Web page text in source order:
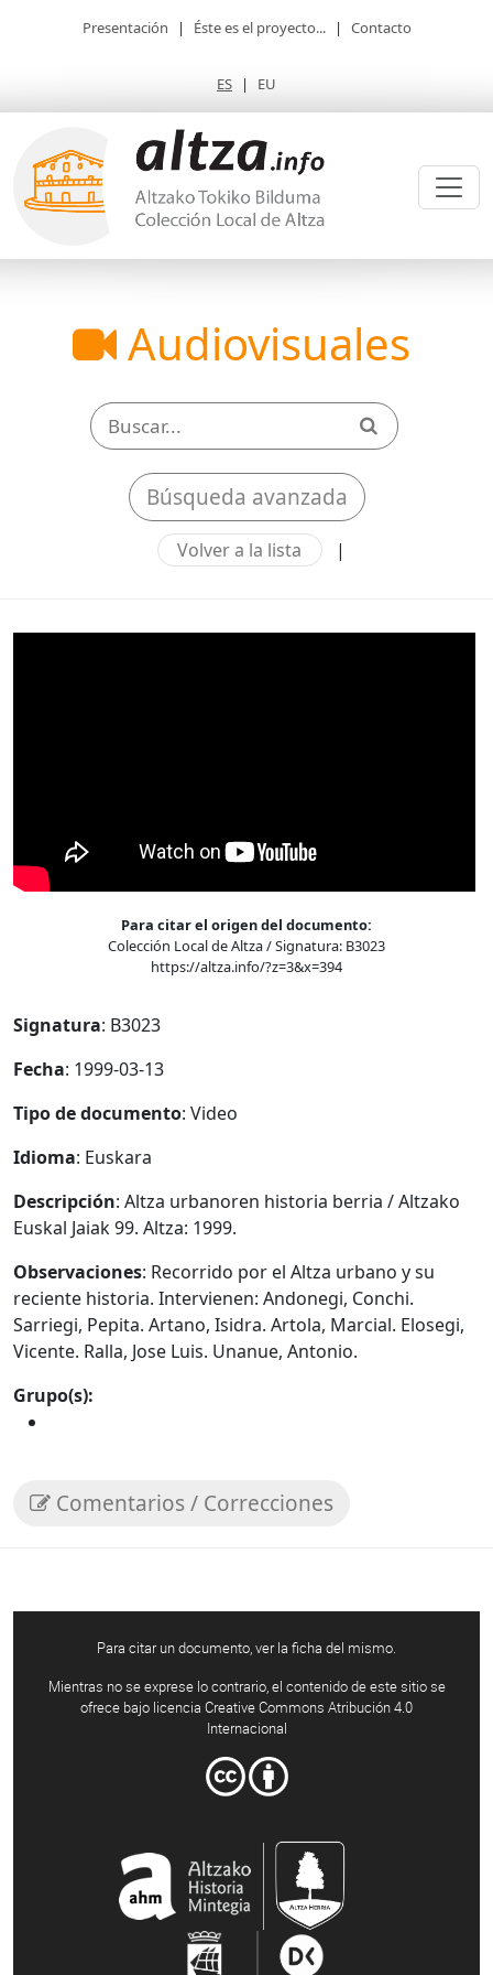
Presentación | Éste es el proyecto... | Contacto
ES | EU
Audiovisuales
Búsqueda avanzada
Volver a la lista |
Para citar el origen del documento:
Colección Local de Altza / Signatura: B3023
https://altza.info/?z=3&x=394
Signatura: B3023
Fecha: 1999-03-13
Tipo de documento: Video
Idioma: Euskara
Descripción: Altza urbanoren historia berria / Altzako
Euskal Jaiak 99. Altza: 1999.
Observaciones: Recorrido por el Altza urbano y su
reciente historia. Intervienen: Andonegi, Conchi.
Sarriegi, Pepita. Artano, Isidra. Artola, Marcial. Elosegi,
Vicente. Ralla, Jose Luis. Unanue, Antonio.
Grupo(s):
Comentarios / Correcciones
Para citar un documento, ver la ficha del mismo.
Mientras no se exprese lo contrario, el contenido de este sitio se
ofrece bajo licencia Creative Commons Atribución 4.0
Internacional